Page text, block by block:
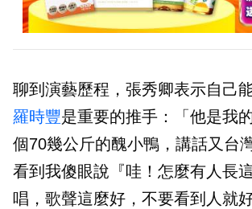
聊到演藝歷程，張秀卿表示自己
羅時豐是重要的推手：「他是我
個70幾公斤的醜小鴨，講話又台
看到我傻眼說『哇！怎麼有人長
唱，歌聲這麼好，不要看到人就